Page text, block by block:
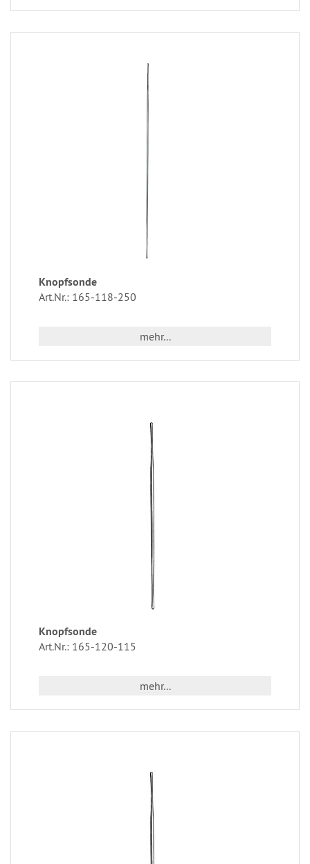
Knopfsonde
Art.Nr.: 165-118-250
mehr...
Knopfsonde
Art.Nr.: 165-120-115
mehr...